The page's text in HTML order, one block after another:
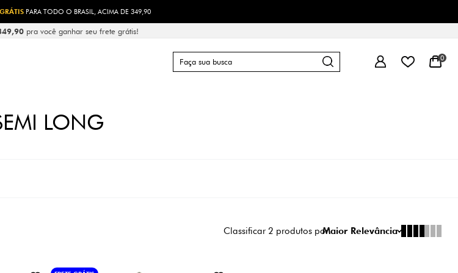
PARA TODO O BRASIL, ACIMA DE 349,90
pra você ganhar seu frete grátis!
0
LONG
Classificar 2 produtos porMaior Relevância